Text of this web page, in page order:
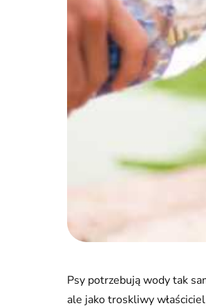
Psy potrzebują wody tak
ale jako troskliwy